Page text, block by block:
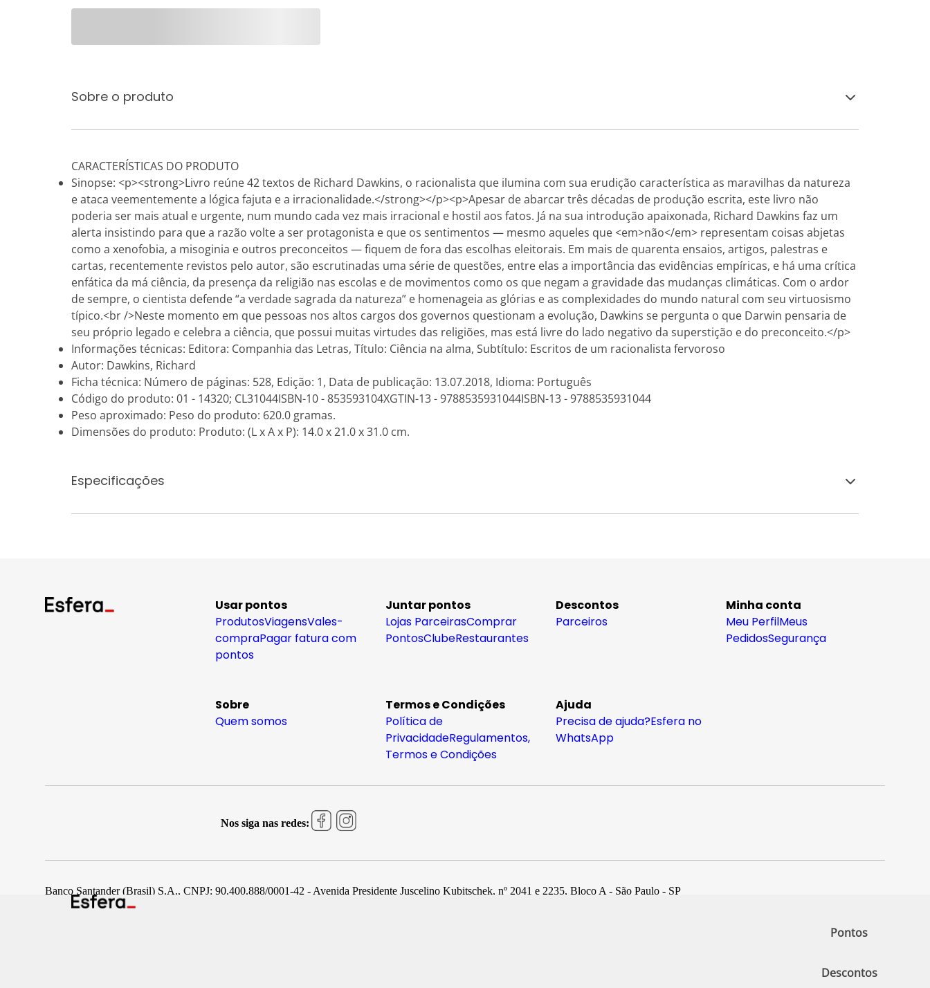
Pontos
Descontos
Sobre o produto
CARACTERÍSTICAS DO PRODUTO
Sinopse: <p><strong>Livro reúne 42 textos de Richard Dawkins, o racionalista que ilumina com sua erudição característica as maravilhas da natureza
e ataca veementemente a lógica fajuta e a irracionalidade.</strong></p><p>Apesar de abarcar três décadas de produção escrita, este livro não
poderia ser mais atual e urgente, num mundo cada vez mais irracional e hostil aos fatos. Já na sua introdução apaixonada, Richard Dawkins faz um
alerta insistindo para que a razão volte a ser protagonista e que os sentimentos — mesmo aqueles que <em>não</em> representam coisas abjetas
como a xenofobia, a misoginia e outros preconceitos — fiquem de fora das escolhas eleitorais. Em mais de quarenta ensaios, artigos, palestras e
cartas, recentemente revistos pelo autor, são escrutinadas uma série de questões, entre elas a importância das evidências empíricas, e há uma crítica
enfática da má ciência, da presença da religião nas escolas e de movimentos como os que negam a gravidade das mudanças climáticas. Com o ardor
de sempre, o cientista defende “a verdade sagrada da natureza” e homenageia as glórias e as complexidades do mundo natural com seu virtuosismo
típico.<br />Neste momento em que pessoas nos altos cargos dos governos questionam a evolução, Dawkins se pergunta o que Darwin pensaria de
seu próprio legado e celebra a ciência, que possui muitas virtudes das religiões, mas está livre do lado negativo da superstição e do preconceito.</p>
Informações técnicas: Editora: Companhia das Letras, Título: Ciência na alma, Subtítulo: Escritos de um racionalista fervoroso
Autor: Dawkins, Richard
Ficha técnica: Número de páginas: 528, Edição: 1, Data de publicação: 13.07.2018, Idioma: Português
Código do produto: 01 - 14320; CL31044ISBN-10 - 853593104XGTIN-13 - 9788535931044ISBN-13 - 9788535931044
Peso aproximado: Peso do produto: 620.0 gramas.
Dimensões do produto: Produto: (L x A x P): 14.0 x 21.0 x 31.0 cm.
Especificações
Usar pontos
ProdutosViagensVales-
compraPagar fatura com
pontos
Juntar pontos
Lojas ParceirasComprar
PontosClubeRestaurantes
Descontos
Parceiros
Minha conta
Meu PerfilMeus
PedidosSegurança
Sobre
Quem somos
Termos e Condições
Política de
PrivacidadeRegulamentos,
Termos e Condições
Ajuda
Precisa de ajuda?Esfera no
WhatsApp
Nos siga nas redes:
Banco Santander (Brasil) S.A., CNPJ: 90.400.888/0001-42 - Avenida Presidente Juscelino Kubitschek, nº 2041 e 2235, Bloco A - São Paulo - SP